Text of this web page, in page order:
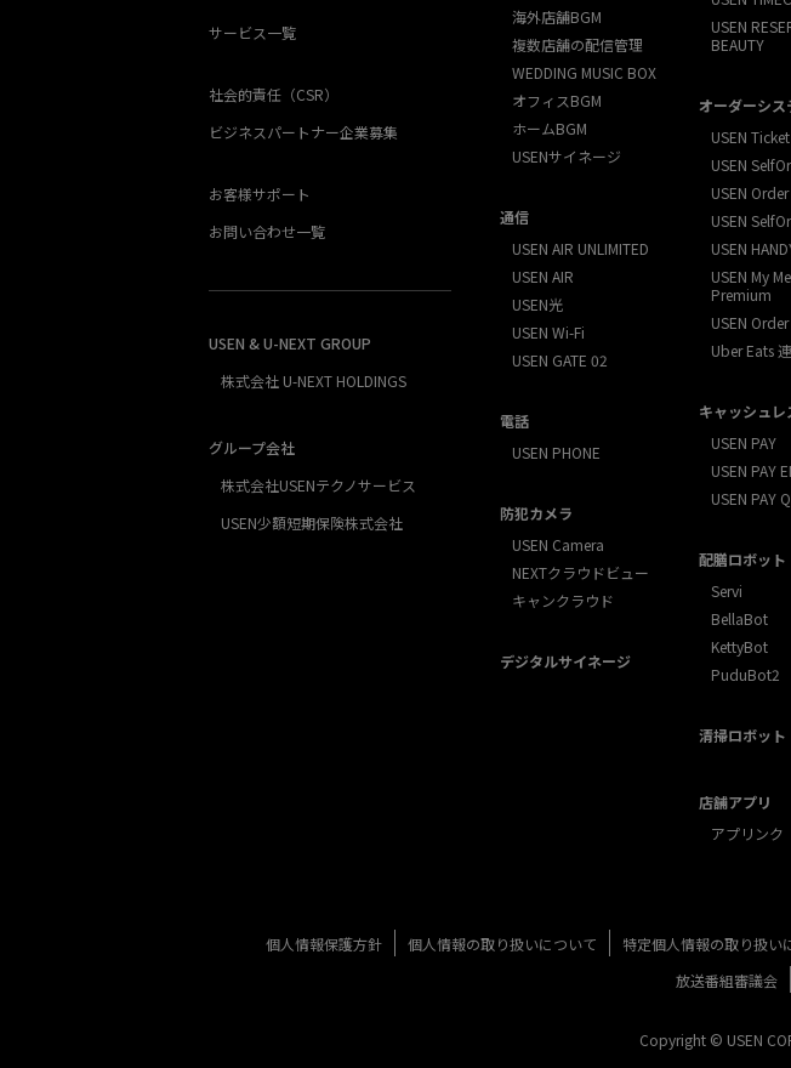
サービス一覧
社会的責任（CSR）
ビジネスパートナー企業募集
お客様サポート
お問い合わせ一覧
USEN & U-NEXT GROUP
株式会社 U-NEXT HOLDINGS
グループ会社
株式会社USENテクノサービス
USEN少額短期保険株式会社
海外店舗BGM
複数店舗の配信管理
WEDDING MUSIC BOX
オフィスBGM
ホームBGM
USENサイネージ
通信
USEN AIR UNLIMITED
USEN AIR
USEN光
USEN Wi-Fi
USEN GATE 02
電話
USEN PHONE
防犯カメラ
USEN Camera
NEXTクラウドビュー
キャンクラウド
デジタルサイネージ
USEN
BEAUTY
オーダーシス
USEN
USEN
USEN
USEN
USEN
USEN My
Premium
USEN Order
Uber Eats
キャッシュレ
USEN PAY
USEN PAY
USEN PAY
配膳ロボット
Servi
BellaBot
KettyBot
PuduBot2
清掃ロボット
店舗アプリ
アプリンク
個人情報保護方針 個人情報の取り扱いについて 特定個人情報の取り扱い
放送番組審議会
Copyright © USEN